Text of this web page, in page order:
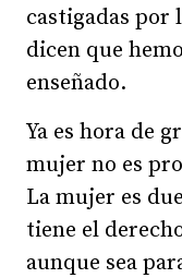
castigadas por
dicen que
enseñado.
Ya es hora de
mujer no es
La mujer es
tiene el
aunque sea